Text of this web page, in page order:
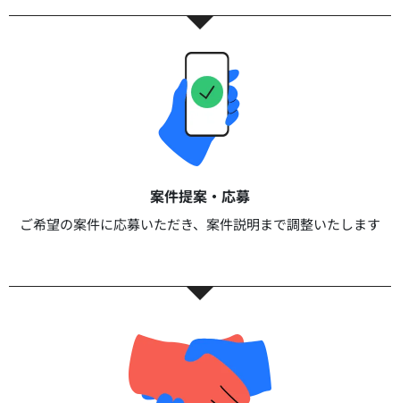
案件提案・応募​
ご希望の案件に応募いただき、案件説明まで調整いたします​​